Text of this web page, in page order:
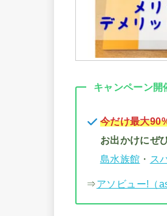
キャンペーン開
今だけ最大
お出かけにぜ
島水族館 ・ ス
⇒アソビュー!（